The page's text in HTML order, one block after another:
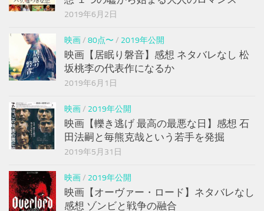
2019年6月2日
映画/ 80点〜 / 2019年公開
映画【居眠り磐音】感想 ネタバレなし 松
坂桃李の代表作になるか
2019年6月1日
映画/ 2019年公開
映画【轢き逃げ 最高の最悪な日】感想 石
田法嗣と毎熊克哉という若手を発掘
2019年5月31日
映画/ 2019年公開
映画【オーヴァー・ロード】ネタバレなし
感想 ゾンビと戦争の融合